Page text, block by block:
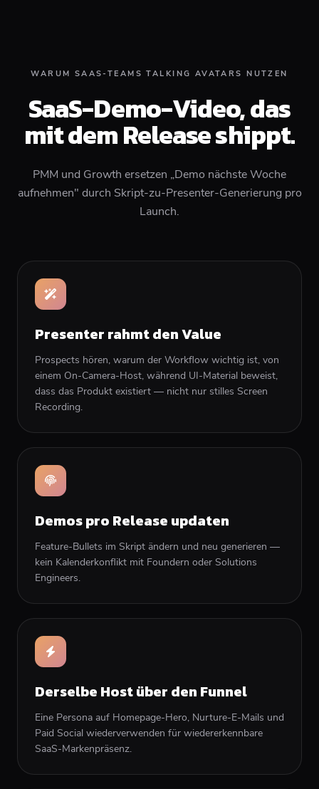
WARUM SAAS-TEAMS TALKING AVATARS NUTZEN
SaaS-Demo-Video, das
mit dem Release shippt.
PMM und Growth ersetzen „Demo nächste Woche
aufnehmen" durch Skript-zu-Presenter-Generierung pro
Launch.
Presenter rahmt den Value
Prospects hören, warum der Workflow wichtig ist, von
einem On-Camera-Host, während UI-Material beweist,
dass das Produkt existiert — nicht nur stilles Screen
Recording.
Demos pro Release updaten
Feature-Bullets im Skript ändern und neu generieren —
kein Kalenderkonflikt mit Foundern oder Solutions
Engineers.
Derselbe Host über den Funnel
Eine Persona auf Homepage-Hero, Nurture-E-Mails und
Paid Social wiederverwenden für wiedererkennbare
SaaS-Markenpräsenz.